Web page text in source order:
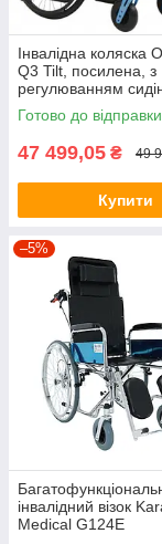
Інвалідна коляска
Q3 Tilt, посилена, з
регулюванням
спинки, для дому та
до 150 к
Готово до відправки
47 499,05 ₴ 49
Купити
–5%
інвалідний візок
Medical G124E